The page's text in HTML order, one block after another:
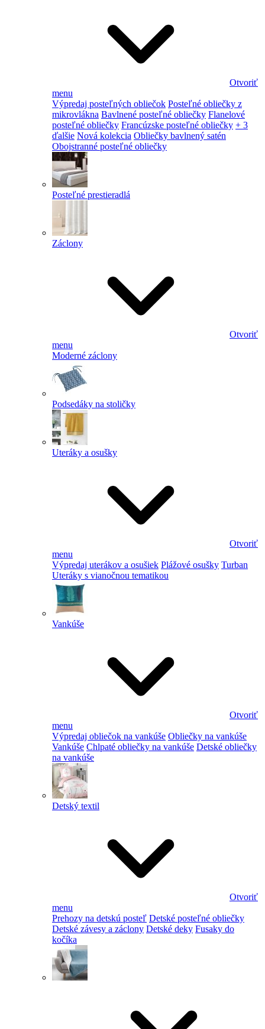
Otvoriť
menu
Výpredaj posteľných obliečok Posteľné obliečky z
mikrovlákna Bavlnené posteľné obliečky Flanelové
posteľné obliečky Francúzske posteľné obliečky + 3
ďalšie Nová kolekcia Obliečky bavlnený satén
Obojstranné posteľné obliečky
Posteľné prestieradlá
Záclony
Otvoriť
menu
Moderné záclony
Podsedáky na stoličky
Uteráky a osušky
Otvoriť
menu
Výpredaj uterákov a osušiek Plážové osušky Turban
Uteráky s vianočnou tematikou
Vankúše
Otvoriť
menu
Výpredaj obliečok na vankúše Obliečky na vankúše
Vankúše Chlpaté obliečky na vankúše Detské obliečky
na vankúše
Detský textil
Otvoriť
menu
Prehozy na detskú posteľ Detské posteľné obliečky
Detské závesy a záclony Detské deky Fusaky do
kočíka